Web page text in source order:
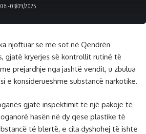
-03/09/2025
njoftuar se me sot në Qendrën
gjatë kryerjes së kontrollit rutinë të
prejardhje nga jashtë vendit, u zbulua
e konsiderueshme substancë narkotike.
gjatë inspektimit të një pakoje të
hasën në dy qese plastike të
të blertë, e cila dyshohej të ishte